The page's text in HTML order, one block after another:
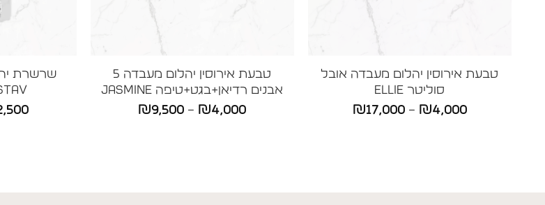
טבעת אירוסין יהלום מעבדה אובל
סוליטר ELLIE
₪4,000
–
₪17,000
טבעת אירוסין יהלום מעבדה 5
אבנים רדיאן+בגט+טיפה JASMINE
₪4,000
–
₪9,500
שרשרת